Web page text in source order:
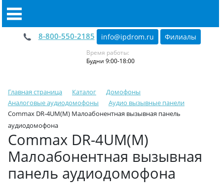
8-800-550-2185 info@ipdrom.ru Филиалы
Время работы:
Будни 9:00-18:00
Главная страница Каталог
Домофоны
Аналоговые аудиодомофоны
Аудио вызывные панели
Commax DR-4UM(M) Малоабонентная вызывная панель
аудиодомофона
Commax DR-4UM(M)
Малоабонентная вызывная
панель аудиодомофона